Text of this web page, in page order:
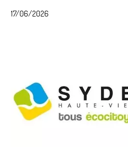
17/06/2026